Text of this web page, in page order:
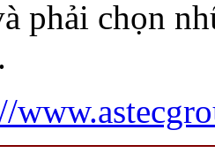
phải chọn